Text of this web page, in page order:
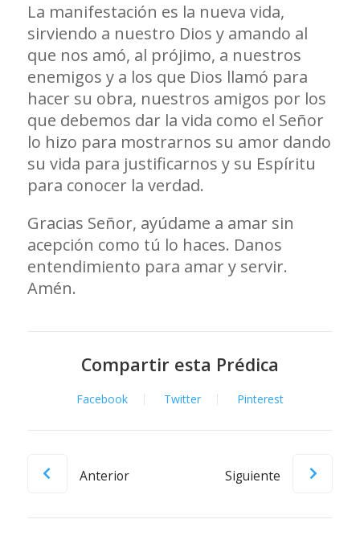
La manifestación es la nueva vida,
sirviendo a nuestro Dios y amando al
que nos amó, al prójimo, a nuestros
enemigos y a los que Dios llamó para
hacer su obra, nuestros amigos por los
que debemos dar la vida como el Señor
lo hizo para mostrarnos su amor dando
su vida para justificarnos y su Espíritu
para conocer la verdad.
Gracias Señor, ayúdame a amar sin
acepción como tú lo haces. Danos
entendimiento para amar y servir.
Amén.
Compartir esta Prédica
Facebook Twitter Pinterest
Anterior Siguiente